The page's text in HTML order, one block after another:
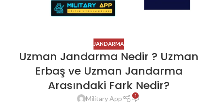
JANDARMA
Uzman Jandarma Nedir ? Uzman
Erbaş ve Uzman Jandarma
Arasındaki Fark Nedir?
Military App 1